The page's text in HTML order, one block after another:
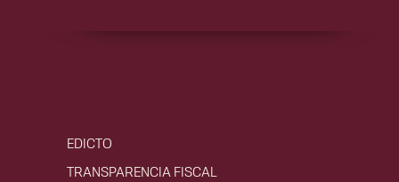
EDICTO
TRANSPARENCIA FISCAL